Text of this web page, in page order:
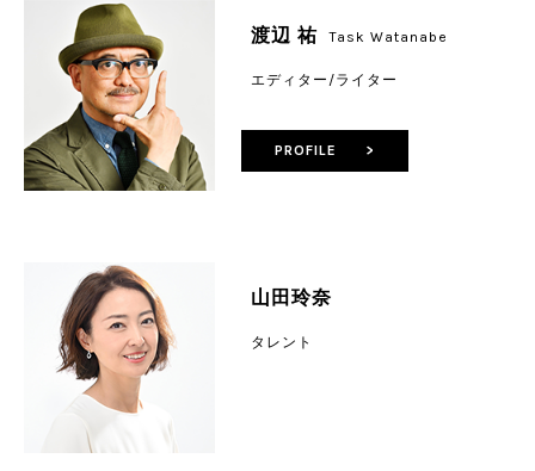
渡辺 祐 Task Watanabe
エディター/ライター
山田玲奈
タレント
PROFILE >